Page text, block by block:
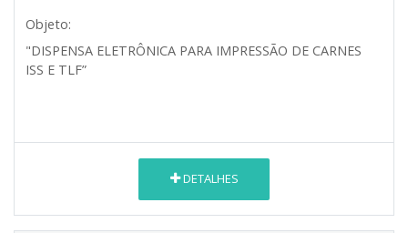
Objeto:
"DISPENSA ELETRÔNICA PARA IMPRESSÃO DE CARNES
ISS E TLF”
DETALHES